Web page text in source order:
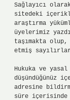
Sağlayıcı
sitedeki
araştırma
üyelerimiz
taşımakta
etmiş
Hukuka ve
düşündüğünüz
adresine
süre içerisinde